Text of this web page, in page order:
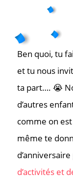
Ben quoi, tu
et tu nous
ta part…. 😭
d’autres
comme on
même te
d’activités et